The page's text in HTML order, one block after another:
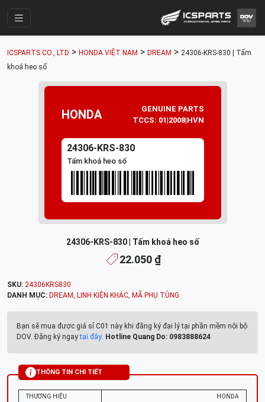
Parts Catalogue
Mã Phụ Tùng
Tài khoản
ICSPARTS CO., LTD > HONDA VIỆT NAM > DREAM > 24306-KRS-830 | Tấm
khoá heo số
HONDA
GENUINE PARTS
TCCS: 01|2008|HVN
24306-KRS-830
Tấm khoá heo số
24306-KRS-830 | Tấm khoá heo số
22.050 ₫
SKU: 24306KRS830
DANH MỤC: DREAM, LINH KIỆN KHÁC, MÃ PHỤ TÙNG
Bạn sẽ mua được giá sỉ C01 này khi đăng ký đại lý tại phần mềm nội bộ
DOV. Đăng ký ngaytại đây. Hotline Quang Do: 0983888624
THÔNG TIN CHI TIẾT
THƯƠNG HIỆU
HONDA